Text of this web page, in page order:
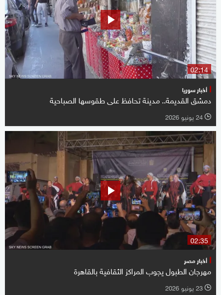
02:14
أخبار سوريا
دمشق القديمة.. مدينة تحافظ على طقوسها الصباحية
l 24 يونيو 2026
02:35
أخبار مصر
مهرجان الطبول يجوب المراكز الثقافية بالقاهرة
l 23 يونيو 2026